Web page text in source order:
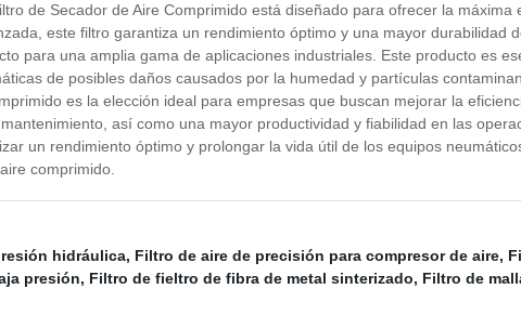
de Secador de Aire Comprimido está diseñado para ofrecer la
este filtro garantiza un rendimiento óptimo y una mayor durabilidad
para una amplia gama de aplicaciones industriales. Este producto es
de posibles daños causados por la humedad y partículas
es la elección ideal para empresas que buscan mejorar la
así como una mayor productividad y fiabilidad en las
un rendimiento óptimo y prolongar la vida útil de los equipos
comprimido.
hidráulica, Filtro de aire de precisión para compresor de aire,
presión, Filtro de fieltro de fibra de metal sinterizado, Filtro de